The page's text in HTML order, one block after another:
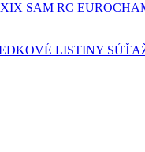
XIX SAM RC
LISTINY